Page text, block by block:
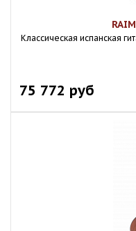
Классическая испанская
75 772 руб